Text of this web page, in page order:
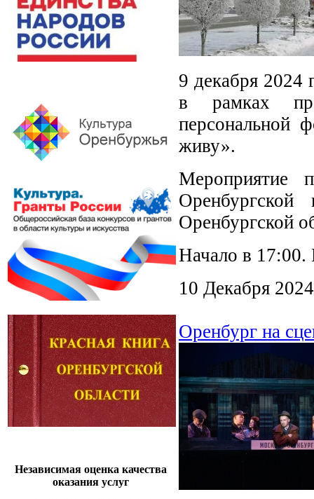
Независимая оценка качества
оказания услуг
9 декабря 2024
в рамках
персональной
живу».
Мероприятие
Оренбургской
Начало в 17:00.
10 Декабря 2024
Оренбург на